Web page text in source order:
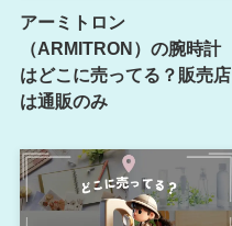
アーミトロン
（ARMITRON）の腕時計
はどこに売ってる？販売店
は通販のみ